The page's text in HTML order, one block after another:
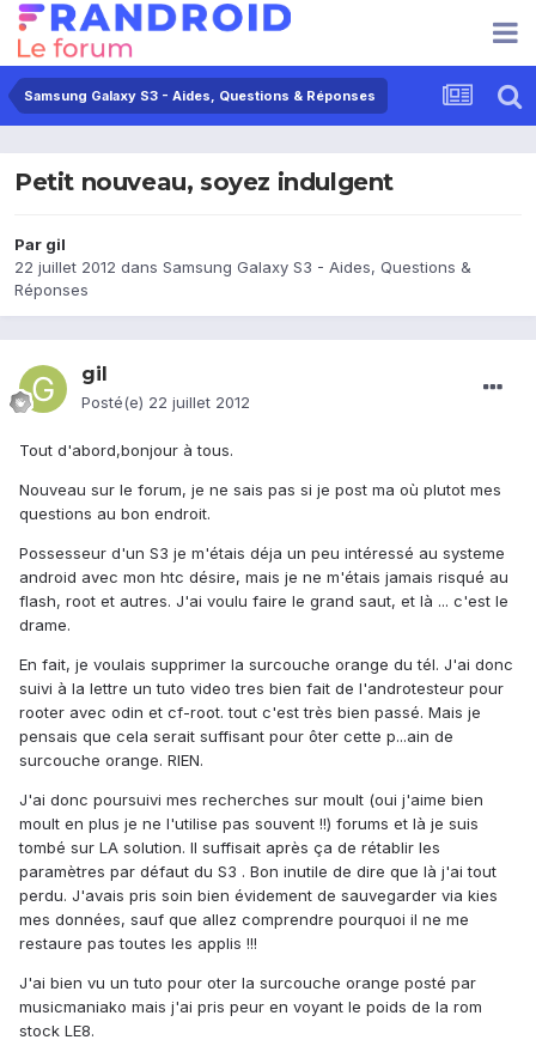
Samsung Galaxy S3 - Aides, Questions & Réponses
Petit nouveau, soyez indulgent
Par gil
22 juillet 2012 dans Samsung Galaxy S3 - Aides, Questions &
Réponses
gil
Posté(e) 22 juillet 2012
Tout d'abord,bonjour à tous.
Nouveau sur le forum, je ne sais pas si je post ma où plutot mes
questions au bon endroit.
Possesseur d'un S3 je m'étais déja un peu intéressé au systeme
android avec mon htc désire, mais je ne m'étais jamais risqué au
flash, root et autres. J'ai voulu faire le grand saut, et là ... c'est le
drame.
En fait, je voulais supprimer la surcouche orange du tél. J'ai donc
suivi à la lettre un tuto video tres bien fait de l'androtesteur pour
rooter avec odin et cf-root. tout c'est très bien passé. Mais je
pensais que cela serait suffisant pour ôter cette p...ain de
surcouche orange. RIEN.
J'ai donc poursuivi mes recherches sur moult (oui j'aime bien
moult en plus je ne l'utilise pas souvent !!) forums et là je suis
tombé sur LA solution. Il suffisait après ça de rétablir les
paramètres par défaut du S3 . Bon inutile de dire que là j'ai tout
perdu. J'avais pris soin bien évidement de sauvegarder via kies
mes données, sauf que allez comprendre pourquoi il ne me
restaure pas toutes les applis !!!
J'ai bien vu un tuto pour oter la surcouche orange posté par
musicmaniako mais j'ai pris peur en voyant le poids de la rom
stock LE8.